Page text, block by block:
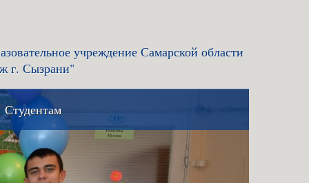
учреждение Самарской области
г. Сызрани"
и правила
Студентам
Льготный кредит на образование